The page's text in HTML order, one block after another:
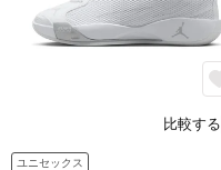
比較する
ユニセックス